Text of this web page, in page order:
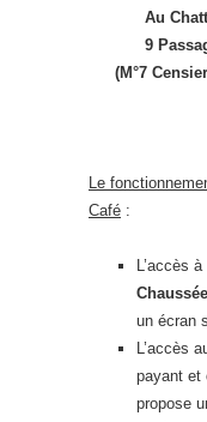
Au
9
(M°7
Le
Café :
L’accès à
Chaussée
un écran
L’accès
payant et
propose